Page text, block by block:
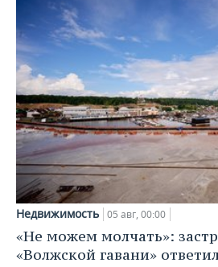
Недвижимость 05 авг, 00:00
«Не можем молчать»:
«Волжской гавани»